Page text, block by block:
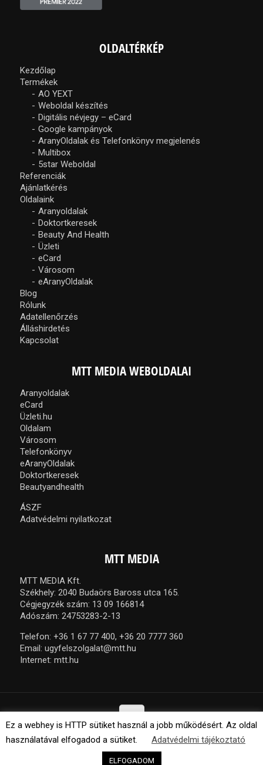
OLDALTÉRKÉP
Kezdőlap
Termékek
AO YEXT
Weboldal készítés
Digitális névjegy – eCard
Google kampányok
AranyOldalak és Telefonkönyv megjelenés
Multibox
5star Weboldal
Referenciák
Ajánlatkérés
Oldalaink
Aranyoldalak
Doktortkeresek
Beauty And Health
Üzleti
eCard
Városom
eAranyOldalak
Blog
Rólunk
Adatellenőrzés
Álláshirdetés
Kapcsolat
MTT MEDIA WEBOLDALAI
Aranyoldalak
eCard
Üzleti.hu
Oldalam
Városom
Telefonkönyv
eAranyOldalak
Doktortkeresek
Beautyandhealth
ÁSZF
Adatvédelmi nyilatkozat
MTT MEDIA
MTT MEDIA Kft.
Székhely: 2040 Budaörs Baross utca 165.
Cégjegyzék szám: 13 09 166814
Adószám: 24753283-2-13
Telefon: +36 1 67 77 400, +36 20 7777 360
Email: ugyfelszolgalat@mtt.hu
Internet: mtt.hu
© 2021 MTT Media Kft. Minden jog fenntartva.
Ez a webhey is HTTP sütiket használ a jobb működésért. Az oldal
használatával elfogadod a sütiket.
Adatvédelmi tájékoztató
ELFOGADOM